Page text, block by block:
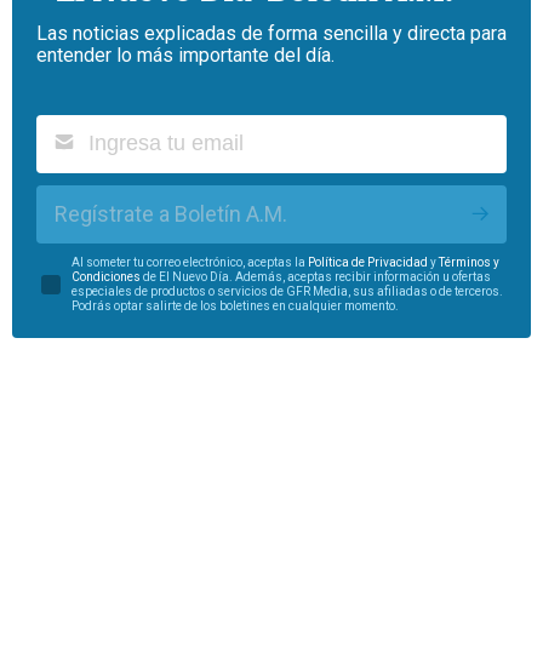
Las noticias explicadas de forma sencilla y directa para
entender lo más importante del día.
Regístrate a Boletín A.M.
Al someter tu correo electrónico, aceptas la Política de Privacidad yTérminos y
Condiciones de El Nuevo Día. Además, aceptas recibir información u ofertas
especiales de productos o servicios de GFR Media, sus afiliadas o de terceros.
Podrás optar salirte de los boletines en cualquier momento.